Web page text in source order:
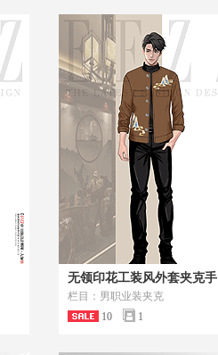
无领印花工装风外套夹克手
栏目：男职业装夹克
10
1